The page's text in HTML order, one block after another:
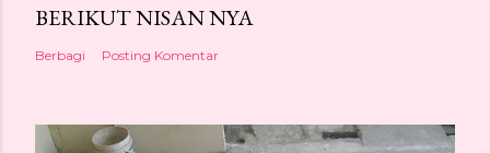
BERIKUT NISAN NYA
Berbagi Posting Komentar